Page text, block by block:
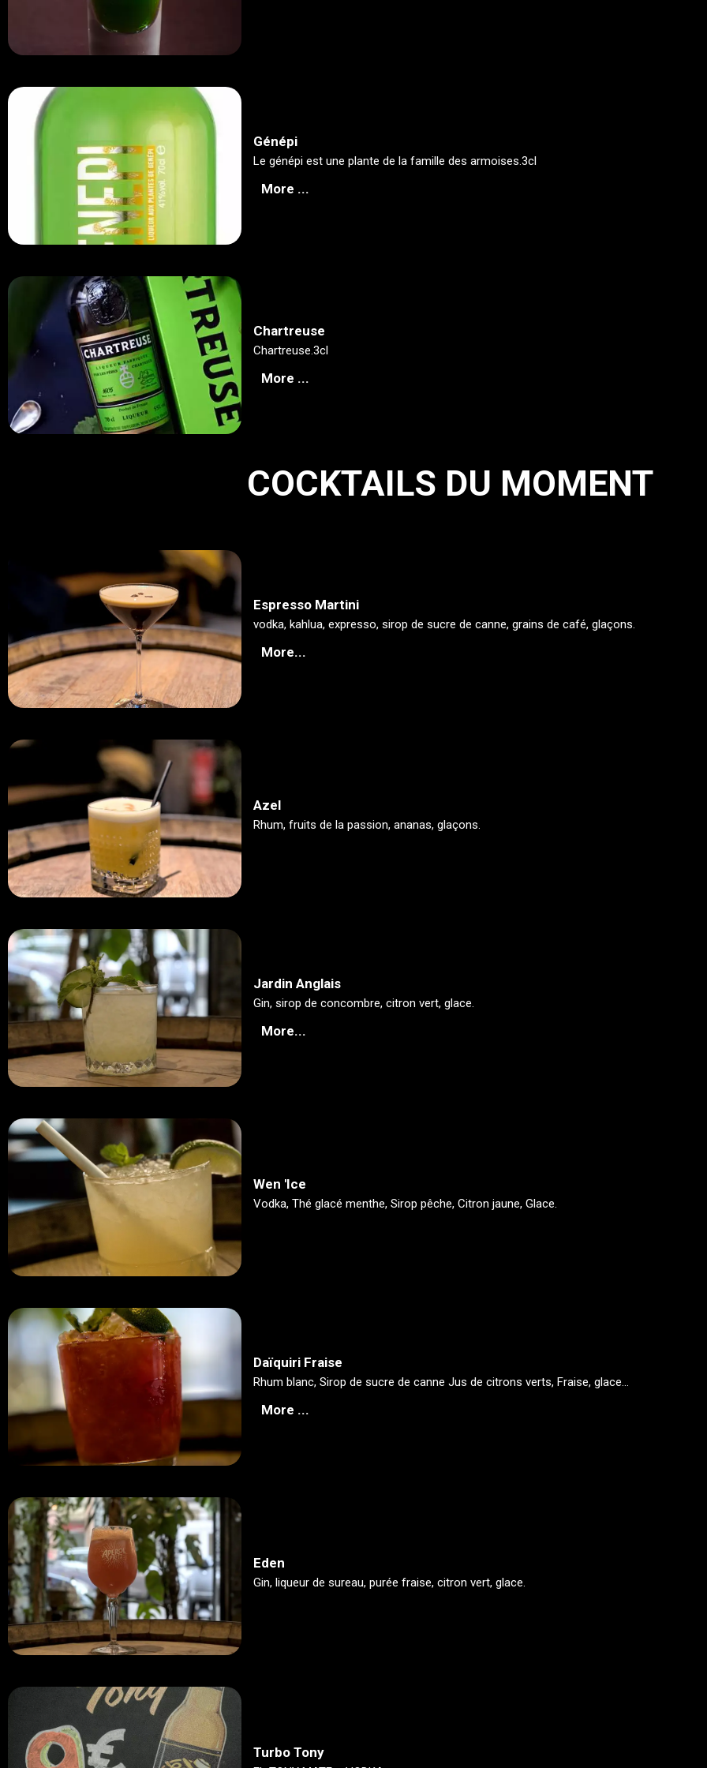
Génépi
Le génépi est une plante de la famille des armoises.3cl
More ...
Chartreuse
Chartreuse.3cl
More ...
COCKTAILS DU MOMENT
Espresso Martini
vodka, kahlua, expresso, sirop de sucre de canne, grains de café, glaçons.
More...
Azel
Rhum, fruits de la passion, ananas, glaçons.
Jardin Anglais
Gin, sirop de concombre, citron vert, glace.
More...
Wen 'Ice
Vodka, Thé glacé menthe, Sirop pêche, Citron jaune, Glace.
Daïquiri Fraise
Rhum blanc, Sirop de sucre de canne Jus de citrons verts, Fraise, glace...
More ...
Eden
Gin, liqueur de sureau, purée fraise, citron vert, glace.
Turbo Tony